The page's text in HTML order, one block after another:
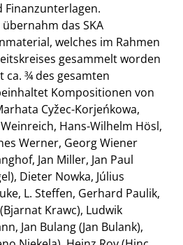
Finanzunterlagen.
das SKA
welches im Rahmen
gesammelt worden
ca. ¾ des gesamten
Kompositionen von
Cyžec-Korjeńkowa,
Hans-Wilhelm Hösl,
Werner, Georg Wiener
Jan Miller, Jan Paul
Dieter Nowka, Július
L. Steffen, Gerhard Paulik,
Krawc), Ludwik
Jan Bulang (Jan Bulank),